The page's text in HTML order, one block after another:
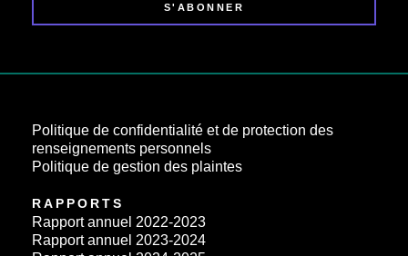
S'ABONNER
Politique de confidentialité et de protection des
renseignements personnels
Politique de gestion des plaintes
RAPPORTS
Rapport annuel 2022-2023
Rapport annuel 2023-2024